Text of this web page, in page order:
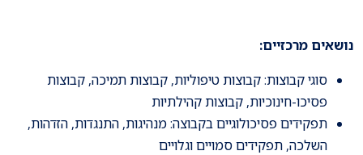
נושאים מרכזיים:
סוגי קבוצות: קבוצות טיפוליות, קבוצות תמיכה, קבוצות
פסיכו-חינוכיות, קבוצות קהילתיות
תפקידים פסיכולוגיים בקבוצה: מנהיגות, התנגדות, הזדהות,
השלכה, תפקידים סמויים וגלויים